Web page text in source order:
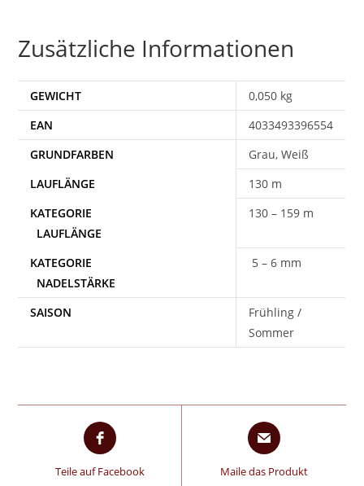
Zusätzliche Informationen
GEWICHT
0,050 kg
EAN
4033493396554
Grau, Weiß
130 m
130 – 159 m
5 – 6 mm
SAISON
Frühling /
Sommer
Teile auf Facebook Maile das Produkt